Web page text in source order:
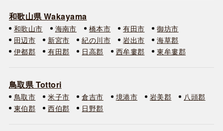
和歌山県 Wakayama
和歌山市 海南市 橋本市 有田市
御坊市
田辺市
新宮市 紀の川市 岩出市
海草郡
伊都郡
有田郡 日高郡 西牟婁郡 東牟婁郡
鳥取県 Tottori
鳥取市 米子市 倉吉市 境港市 岩美郡
八頭郡
東伯郡
西伯郡 日野郡